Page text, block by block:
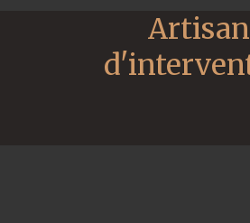
Artisan